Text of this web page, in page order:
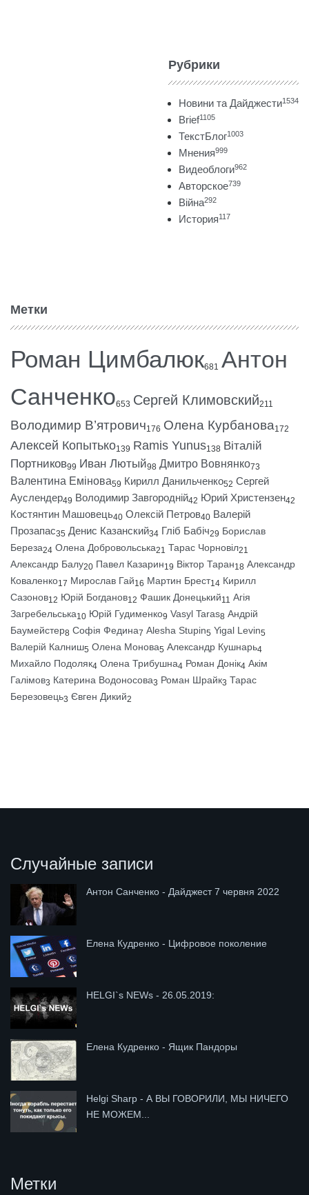
Рубрики
Новини та Дайджести1534
Brief1105
ТекстБлог1003
Мнения999
Видеоблоги962
Авторское739
Війна292
История117
Метки
Роман Цимбалюк681 Антон
Санченко653 Сергей Климовский211
Володимир В’ятрович176 Олена Курбанова172
Алексей Копытько139 Ramis Yunus138 Віталій
Портников99 Иван Лютый98 Дмитро Вовнянко73
Валентина Емінова59 Кирилл Данильченко52 Сергей
Ауслендер49 Володимир Завгородній42 Юрий Христензен42
Костянтин Машовець40 Олексій Петров40 Валерій
Прозапас35 Денис Казанский34 Гліб Бабіч29 Борислав
Береза24 Олена Добровольська21 Тарас Чорновіл21
Александр Балу20 Павел Казарин19 Віктор Таран18 Александр
Коваленко17 Мирослав Гай16 Мартин Брест14 Кирилл
Сазонов12 Юрій Богданов12 Фашик Донецький11 Агія
Загребельська10 Юрій Гудименко9 Vasyl Taras8 Андрій
Баумейстер8 Софія Федина7 Alesha Stupin5 Yigal Levin5
Валерій Калниш5 Олена Монова5 Александр Кушнарь4
Михайло Подоляк4 Олена Трибушна4 Роман Донік4 Акім
Галімов3 Катерина Водоносова3 Роман Шрайк3 Тарас
Березовець3 Євген Дикий2
Случайные записи
Антон Санченко - Дайджест 7 червня 2022
Елена Кудренко - Цифровое поколение
HELGI`s NEWs - 26.05.2019:
Елена Кудренко - Ящик Пандоры
Helgi Sharp - А ВЫ ГОВОРИЛИ, МЫ НИЧЕГО
НЕ МОЖЕМ...
Метки